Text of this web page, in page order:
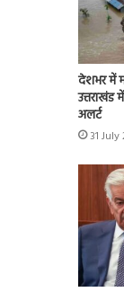
देशभर में
उत्तराखंड
अलर्ट
31